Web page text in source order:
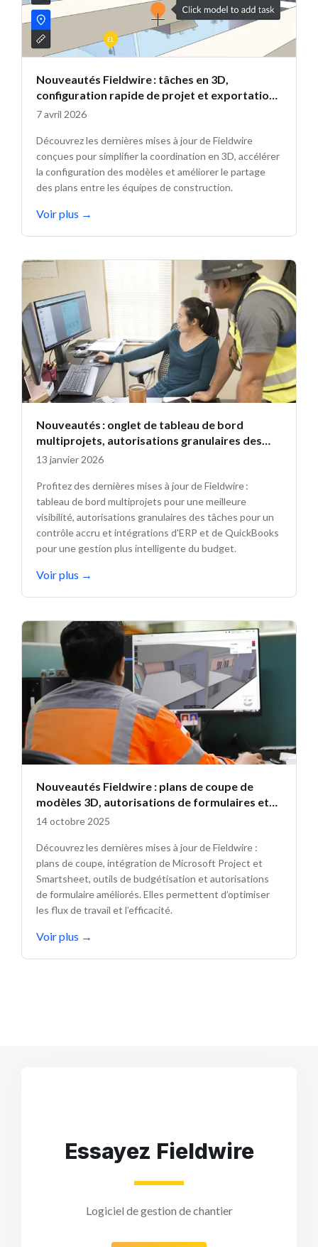
Nouveautés Fieldwire : tâches en 3D,
configuration rapide de projet et exportation
de plans multipage
7 avril 2026
Découvrez les dernières mises à jour de Fieldwire
conçues pour simplifier la coordination en 3D, accélérer
la configuration des modèles et améliorer le partage
des plans entre les équipes de construction.
Voir plus →
Nouveautés : onglet de tableau de bord
multiprojets, autorisations granulaires des
tâches et mises à jour des budgets
13 janvier 2026
Profitez des dernières mises à jour de Fieldwire :
tableau de bord multiprojets pour une meilleure
visibilité, autorisations granulaires des tâches pour un
contrôle accru et intégrations d'ERP et de QuickBooks
pour une gestion plus intelligente du budget.
Voir plus →
Nouveautés Fieldwire : plans de coupe de
modèles 3D, autorisations de formulaires et
plus encore
14 octobre 2025
Découvrez les dernières mises à jour de Fieldwire :
plans de coupe, intégration de Microsoft Project et
Smartsheet, outils de budgétisation et autorisations
de formulaire améliorés. Elles permettent d’optimiser
les flux de travail et l’efficacité.
Voir plus →
Essayez Fieldwire
Logiciel de gestion de chantier